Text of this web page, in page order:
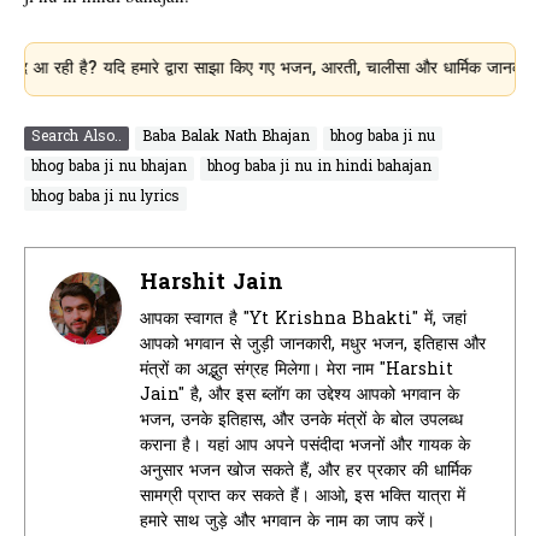
यदि हमारे द्वारा साझा किए गए भजन, आरती, चालीसा और धार्मिक
Search Also.. Baba Balak Nath Bhajan
bhog baba ji nu
bhog baba ji nu bhajan
bhog baba ji nu in hindi bahajan
bhog baba ji nu lyrics
Harshit Jain
आपका स्वागत है "Yt Krishna Bhakti" में, जहां
आपको भगवान से जुड़ी जानकारी, मधुर भजन, इतिहास और
मंत्रों का अद्भुत संग्रह मिलेगा। मेरा नाम "Harshit
Jain" है, और इस ब्लॉग का उद्देश्य आपको भगवान के
भजन, उनके इतिहास, और उनके मंत्रों के बोल उपलब्ध
कराना है। यहां आप अपने पसंदीदा भजनों और गायक के
अनुसार भजन खोज सकते हैं, और हर प्रकार की धार्मिक
सामग्री प्राप्त कर सकते हैं। आओ, इस भक्ति यात्रा में
हमारे साथ जुड़े और भगवान के नाम का जाप करें।